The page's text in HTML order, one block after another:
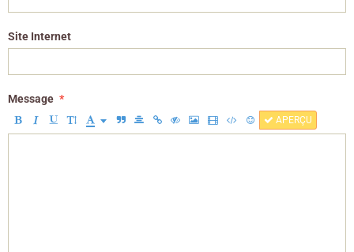
Site Internet
Message
APERÇU